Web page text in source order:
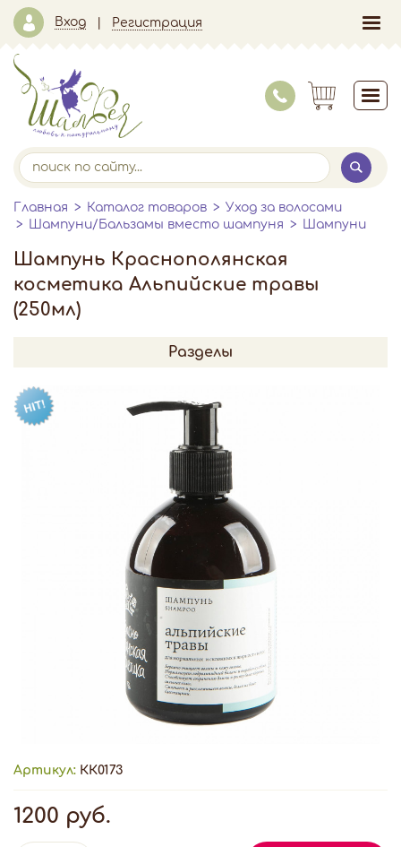
Вход Регистрация
Главная Каталог товаров
Уход за волосами
Шампуни/Бальзамы вместо шампуня
Шампуни
Шампунь Краснополянская
косметика Альпийские травы
(250мл)
Разделы
Артикул: КК0173
1200 руб.